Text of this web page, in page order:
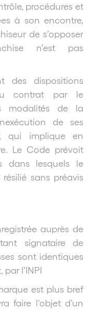
procédures et
à son encontre,
de s’opposer
n’est pas
des dispositions
contrat par le
modalités de la
de ses
qui implique en
Le Code prévoit
dans lesquels le
sans préavis
auprès de
signataire de
sont identiques
l’INPI
est plus bref
faire l’objet d’un